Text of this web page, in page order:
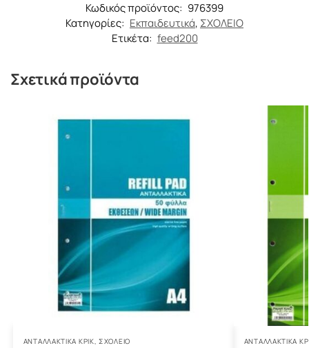
Κωδικός προϊόντος: 976399
Κατηγορίες: Εκπαιδευτικά, ΣΧΟΛΕΙΟ
Ετικέτα: feed200
Σχετικά προϊόντα
ΑΝΤΑΛΛΑΚΤΙΚΆ ΚΡΙΚ,ΣΧΟΛΕΙΟ ΑΝΤΑΛΛΑΚΤΙΚΆ